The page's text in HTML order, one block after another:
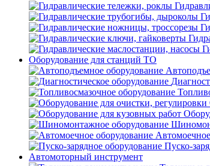
Оборудование для станций ТО
Пуско-
Автомоторный инструмент